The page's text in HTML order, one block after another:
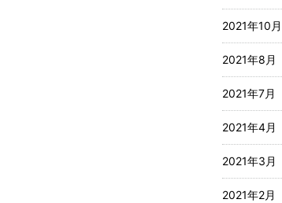
2021年10月
2021年8月
2021年7月
2021年4月
2021年3月
2021年2月